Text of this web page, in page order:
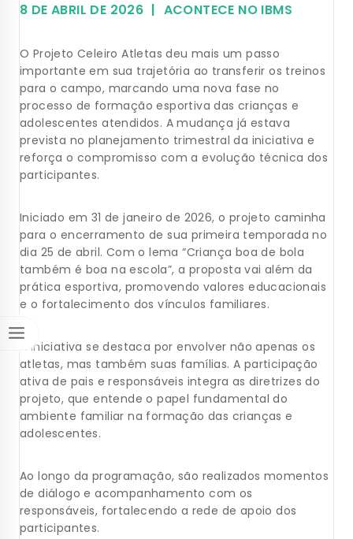
8 DE ABRIL DE 2026 ACONTECE NO IBMS
O Projeto Celeiro Atletas deu mais um passo
importante em sua trajetória ao transferir os treinos
para o campo, marcando uma nova fase no
processo de formação esportiva das crianças e
adolescentes atendidos. A mudança já estava
prevista no planejamento trimestral da iniciativa e
reforça o compromisso com a evolução técnica dos
participantes.
Iniciado em 31 de janeiro de 2026, o projeto caminha
para o encerramento de sua primeira temporada no
dia 25 de abril. Com o lema “Criança boa de bola
também é boa na escola”, a proposta vai além da
prática esportiva, promovendo valores educacionais
e o fortalecimento dos vínculos familiares.
A iniciativa se destaca por envolver não apenas os
atletas, mas também suas famílias. A participação
ativa de pais e responsáveis integra as diretrizes do
projeto, que entende o papel fundamental do
ambiente familiar na formação das crianças e
adolescentes.
Ao longo da programação, são realizados momentos
de diálogo e acompanhamento com os
responsáveis, fortalecendo a rede de apoio dos
participantes.